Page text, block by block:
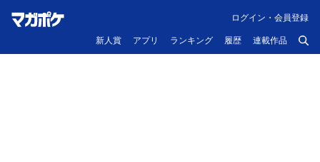
新人賞 アプリ ランキング 履歴 連載作品
ログイン・会員登録